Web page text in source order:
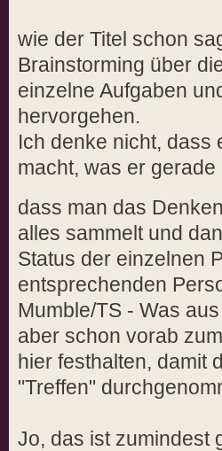
wie der Titel schon
Brainstorming über
einzelne Aufgaben
hervorgehen.
Ich denke nicht, dass
macht, was er
dass man das
alles sammelt und
Status der einzelnen
entsprechenden
Mumble/TS - Was
aber schon vorab
hier festhalten, damit
"Treffen"
Jo, das ist zumindest